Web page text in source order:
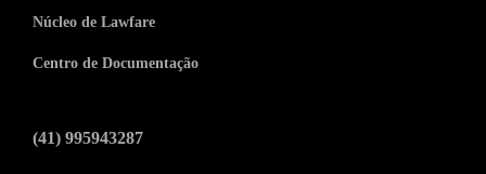
Núcleo de Lawfare
Centro de Documentação
(41) 995943287